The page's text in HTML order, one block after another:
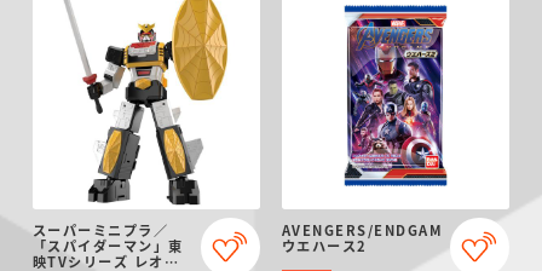
スーパーミニプラ／
「スパイダーマン」東
映TVシリーズ レオパ
AVENGERS/ENDGAME
ウエハース2